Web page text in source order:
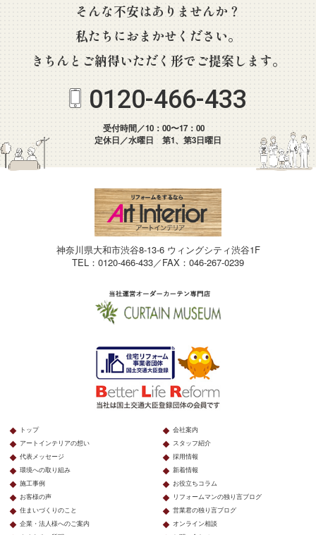
そんな不安はありませんか？
私たちにおまかせください。
きちんとご納得いただく形でご提案します。
0120-466-433
受付時間／10：00〜17：00
定休日／水曜日 第1、第3日曜日
神奈川県大和市渋谷8-13-6 ウィングシティ渋谷1F
TEL：0120-466-433／FAX：046-267-0239
トップ
アートインテリアの想い
代表メッセージ
環境への取り組み
施工事例
お客様の声
住まいづくりのこと
企業・法人様へのご案内
会社案内
スタッフ紹介
採用情報
新着情報
お役立ちコラム
リフォームマンの独り言ブログ
営業君の独り言ブログ
オンライン相談